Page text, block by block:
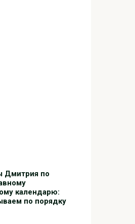
Дмитрия по
календарю:
по порядку